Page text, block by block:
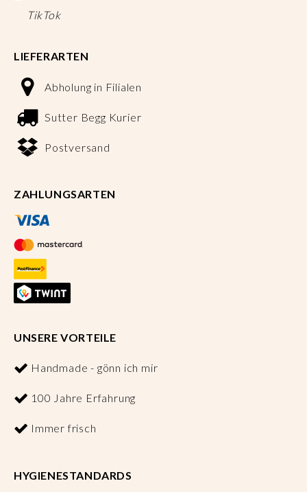
TikTok
LIEFERARTEN
Abholung in Filialen
Sutter Begg Kurier
Postversand
ZAHLUNGSARTEN
UNSERE VORTEILE
Handmade - gönn ich mir
100 Jahre Erfahrung
Immer frisch
HYGIENESTANDARDS